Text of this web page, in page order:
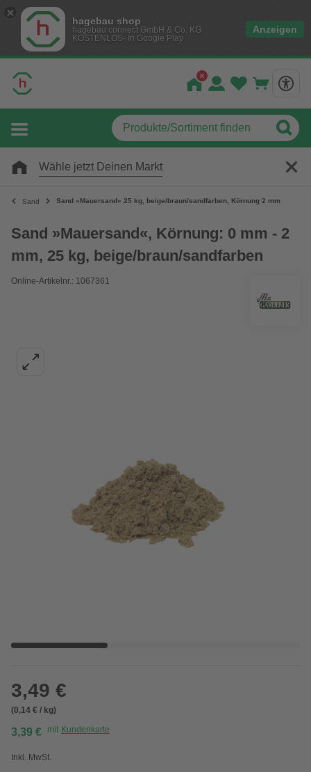
hagebau shop
hagebau connect GmbH & Co. KG
KOSTENLOS- In Google Play
Anzeigen
Wähle jetzt Deinen Markt
Sand Sand »Mauersand« 25 kg, beige/braun/sandfarben, Körnung 2 mm
Sand »Mauersand«, Körnung: 0 mm - 2
mm, 25 kg, beige/braun/sandfarben
Online-Artikelnr.: 1067361
3,49 €
(0,14 € / kg)
3,39 € mit Kundenkarte
Inkl. MwSt.